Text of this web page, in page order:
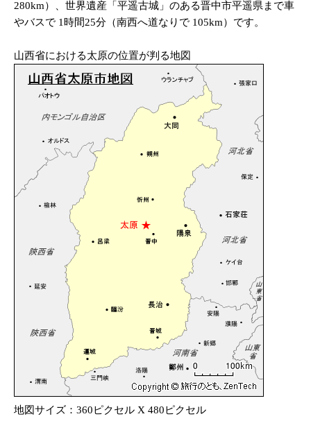
280km）、世界遺産「平遥古城」のある晋中市平遥県まで車
やバスで 1時間25分（南西へ道なりで 105km）です。
山西省における太原の位置が判る地図
地図サイズ：360ピクセル X 480ピクセル